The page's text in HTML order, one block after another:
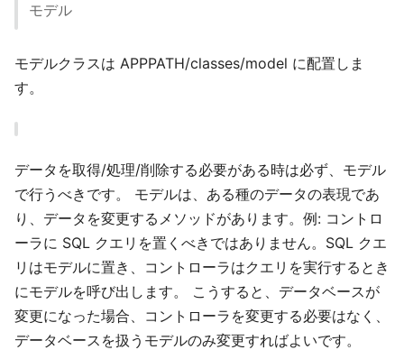
モデル
モデルクラスは APPPATH/classes/model に配置しま
す。
データを取得/処理/削除する必要がある時は必ず、モデル
で行うべきです。 モデルは、ある種のデータの表現であ
り、データを変更するメソッドがあります。例: コントロ
ーラに SQL クエリを置くべきではありません。SQL クエ
リはモデルに置き、コントローラはクエリを実行するとき
にモデルを呼び出します。 こうすると、データベースが
変更になった場合、コントローラを変更する必要はなく、
データベースを扱うモデルのみ変更すればよいです。